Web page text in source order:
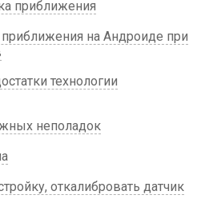
приближения
на Андроиде при
технологии
неполадок
откалибровать датчик